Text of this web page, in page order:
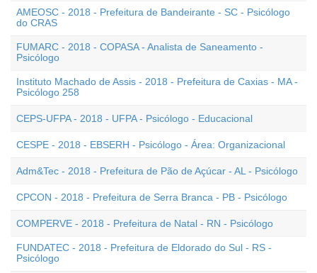
AMEOSC - 2018 - Prefeitura de Bandeirante - SC - Psicólogo
do CRAS
FUMARC - 2018 - COPASA - Analista de Saneamento -
Psicólogo
Instituto Machado de Assis - 2018 - Prefeitura de Caxias - MA -
Psicólogo 258
CEPS-UFPA - 2018 - UFPA - Psicólogo - Educacional
CESPE - 2018 - EBSERH - Psicólogo - Área: Organizacional
Adm&Tec - 2018 - Prefeitura de Pão de Açúcar - AL - Psicólogo
CPCON - 2018 - Prefeitura de Serra Branca - PB - Psicólogo
COMPERVE - 2018 - Prefeitura de Natal - RN - Psicólogo
FUNDATEC - 2018 - Prefeitura de Eldorado do Sul - RS -
Psicólogo